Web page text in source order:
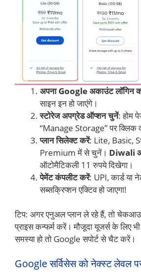
अपना Google अकाउंट लॉगिन
साइन इन हो जाएंगे।
स्टोरेज अपग्रेड ऑप्शन चुनें: होम
“Manage Storage” पर क्लिक
प्लान सिलेक्ट करें: Lite, Basic,
Premium में से चुनें। Diwali
ऑटोमैटिकली 11 रुपये दिखेगा।
पेमेंट कंपलीट करें: UPI, कार्ड या
सब्सक्रिप्शन एक्टिव हो जाएगा!
टिप: अगर एनुअल प्लान ले रहे हैं, तो
प्राइस कन्फर्म करें। मौजूदा यूजर्स के लिए
समस्या हो तो Google सपोर्ट से चैट करें।
Google सर्विसेस को नेक्स्ट लेवल